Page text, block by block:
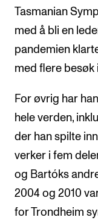
Tasmanian
med å bli en
pandemien
med flere besøk
For øvrig har
hele verden,
der han spilte
verker i fem
og Bartóks
2004 og 2010
for Trondheim